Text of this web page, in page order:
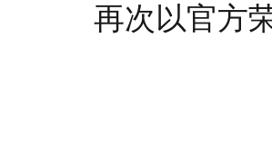
再次以官方